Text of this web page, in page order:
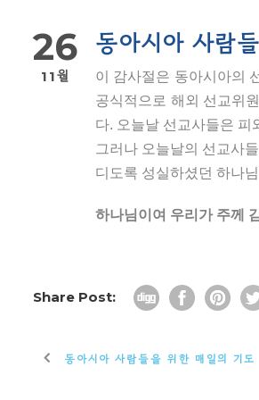
26
11월
동아시아 사람
이 감사절은 동아시아의
공식적으로 해외 선교위
다. 오늘날 선교사들은 피
그러나 오늘날의 선교사
디도록 성실하셨던 하나
하나님이여 우리가 주께
Share Post:
동아시아 사람들을 위한 매일의 기도